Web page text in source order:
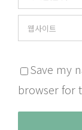
Save my
browser for